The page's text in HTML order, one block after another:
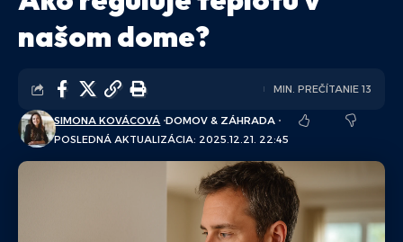
našom dome?
POSLEDNÁ AKTUALIZÁCIA: 2025.12.21. 22:45
SIMONA KOVÁCOVÁ DOMOV & ZÁHRADA
MIN. PREČÍTANIE 13